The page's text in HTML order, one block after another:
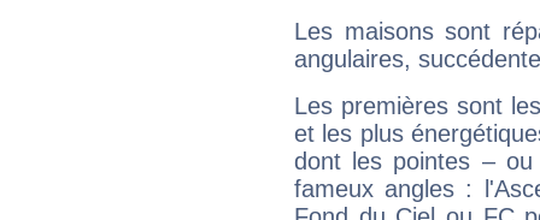
Les maisons sont
angulaires,
Les premières sont
et les plus
dont les pointes –
fameux angles :